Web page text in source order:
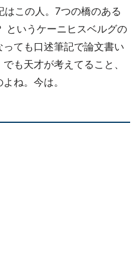
この人。7つの橋のある
というケーニヒスベルグの
ても口述筆記で論文書い
も天才が考えてること、
ね。今は。